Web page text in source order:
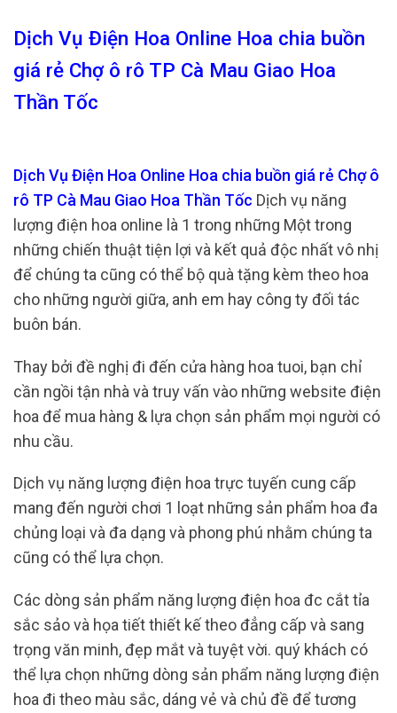
Dịch Vụ Điện Hoa Online Hoa chia buồn
giá rẻ Chợ ô rô TP Cà Mau Giao Hoa
Thần Tốc
Dịch Vụ Điện Hoa Online Hoa chia buồn giá rẻ Chợ ô
rô TP Cà Mau Giao Hoa Thần Tốc Dịch vụ năng
lượng điện hoa online là 1 trong những Một trong
những chiến thuật tiện lợi và kết quả độc nhất vô nhị
để chúng ta cũng có thể bộ quà tặng kèm theo hoa
cho những người giữa, anh em hay công ty đối tác
buôn bán.
Thay bởi đề nghị đi đến cửa hàng hoa tuoi, bạn chỉ
cần ngồi tận nhà và truy vấn vào những website điện
hoa để mua hàng & lựa chọn sản phẩm mọi người có
nhu cầu.
Dịch vụ năng lượng điện hoa trực tuyến cung cấp
mang đến người chơi 1 loạt những sản phẩm hoa đa
chủng loại và đa dạng và phong phú nhằm chúng ta
cũng có thể lựa chọn.
Các dòng sản phẩm năng lượng điện hoa đc cắt tỉa
sắc sảo và họa tiết thiết kế theo đẳng cấp và sang
trọng văn minh, đẹp mắt và tuyệt vời. quý khách có
thể lựa chọn những dòng sản phẩm năng lượng điện
hoa đi theo màu sắc, dáng vẻ và chủ đề để tương